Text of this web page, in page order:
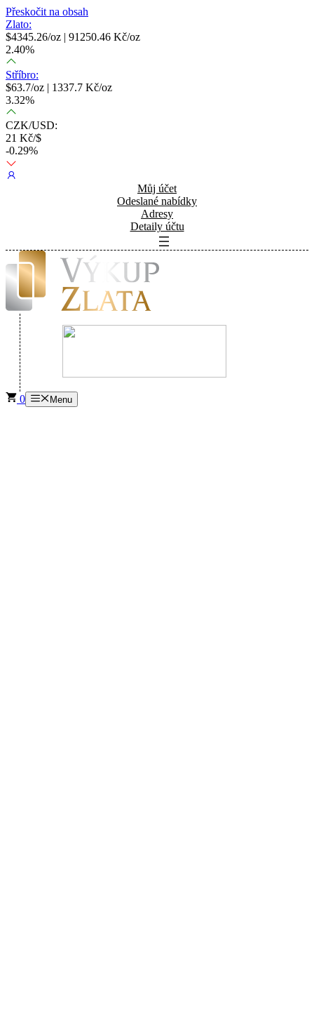
Přeskočit na obsah
Zlato:
$4345.26/oz | 91250.46 Kč/oz
2.40%
Stříbro:
$63.7/oz | 1337.7 Kč/oz
3.32%
CZK/USD:
21 Kč/$
-0.29%
Můj účet
Odeslané nabídky
Adresy
Detaily účtu
0 Menu